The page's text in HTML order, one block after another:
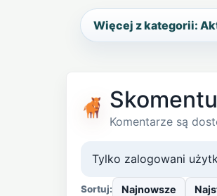
Więcej z kategorii:
Komentarze są
Tylko zalogowani
Sortuj: Najnowsze